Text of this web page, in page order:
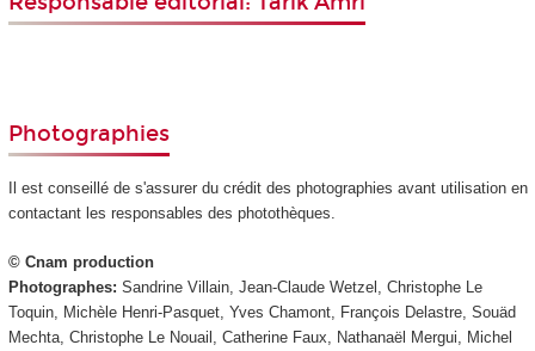
Photographies
Il est conseillé de s'assurer du crédit des photographies avant utilisation en
contactant les responsables des photothèques.
© Cnam production
Photographes: Sandrine Villain, Jean-Claude Wetzel, Christophe Le
Toquin, Michèle Henri-Pasquet, Yves Chamont, François Delastre, Souäd
Mechta, Christophe Le Nouail, Catherine Faux, Nathanaël Mergui, Michel